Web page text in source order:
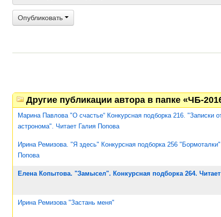
Опубликовать
Другие публикации автора в папке «ЧБ-
Марина Павлова "О счастье“ Конкурсная подборка 216. "Записки
астронома". Читает Галия Попова
Ирина Ремизова. "Я здесь" Конкурсная подборка 256
Попова
Елена Копытова. "Замысел". Конкурсная подборка 264.
Ирина Ремизова "Застань меня"